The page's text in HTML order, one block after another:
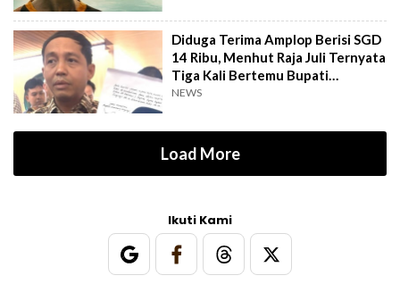
Diduga Terima Amplop Berisi SGD
14 Ribu, Menhut Raja Juli Ternyata
Tiga Kali Bertemu Bupati
Kuansing
NEWS
Load More
Ikuti Kami